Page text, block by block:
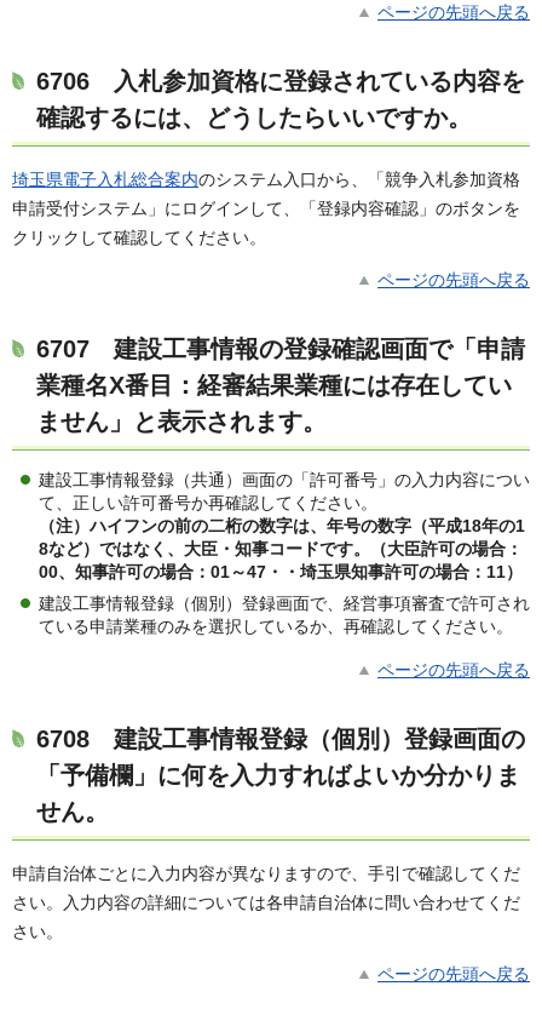
ページの先頭へ戻る
6706 入札参加資格に登録されている内容を
確認するには、どうしたらいいですか。
埼玉県電子入札総合案内のシステム入口から、「競争入札参加資格
申請受付システム」にログインして、「登録内容確認」のボタンを
クリックして確認してください。
ページの先頭へ戻る
6707 建設工事情報の登録確認画面で「申請
業種名X番目：経審結果業種には存在してい
ません」と表示されます。
建設工事情報登録（共通）画面の「許可番号」の入力内容につい
て、正しい許可番号か再確認してください。
（注）ハイフンの前の二桁の数字は、年号の数字（平成18年の1
8など）ではなく、大臣・知事コードです。（大臣許可の場合：
00、知事許可の場合：01～47・・埼玉県知事許可の場合 ： 11）
建設工事情報登録（個別）登録画面で、経営事項審査で許可され
ている申請業種のみを選択しているか、再確認してください。
ページの先頭へ戻る
6708 建設工事情報登録（個別）登録画面の
「予備欄」に何を入力すればよいか分かりま
せん。
申請自治体ごとに入力内容が異なりますので、手引で確認してくだ
さい。入力内容の詳細については各申請自治体に問い合わせてくだ
さい。
ページの先頭へ戻る